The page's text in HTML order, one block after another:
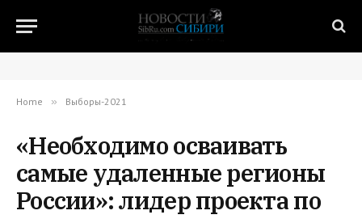
Home » Выборы-2021
«Необходимо осваивать
самые удаленные регионы
России»: лидер проекта по